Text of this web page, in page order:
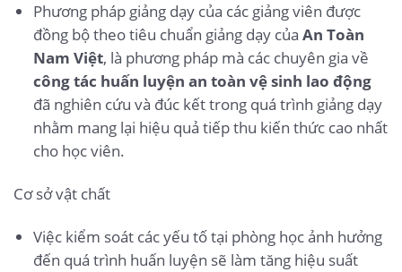
Phương pháp giảng dạy của các giảng viên được
đồng bộ theo tiêu chuẩn giảng dạy của An Toàn
Nam Việt, là phương pháp mà các chuyên gia về
công tác huấn luyện an toàn vệ sinh lao động
đã nghiên cứu và đúc kết trong quá trình giảng dạy
nhằm mang lại hiệu quả tiếp thu kiến thức cao nhất
cho học viên.
Cơ sở vật chất
Việc kiểm soát các yếu tố tại phòng học ảnh hưởng
đến quá trình huấn luyện sẽ làm tăng hiệu suất